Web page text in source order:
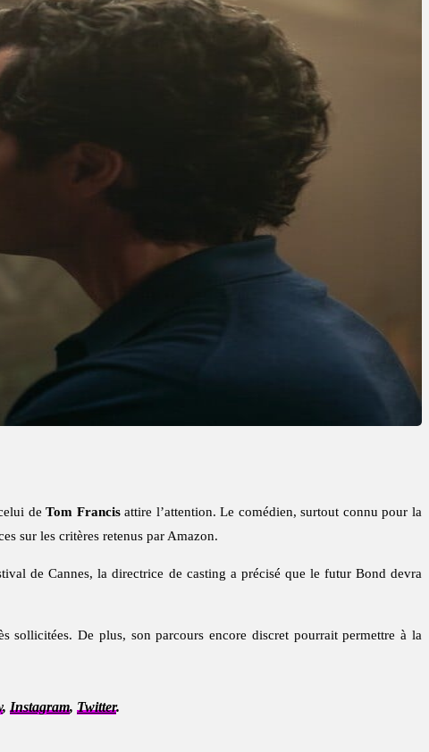
deTom Francisattire l’attention. Le comédien, surtout connu pour la
sur les critères retenus par Amazon.
de Cannes, la directrice de casting a précisé que le futur Bond devra
sollicitées. De plus, son parcours encore discret pourrait permettre à la
, Instagram, Twitter.